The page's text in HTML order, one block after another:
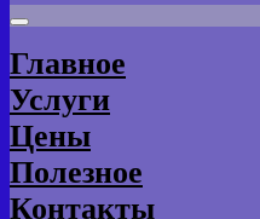
Главное
Услуги
Цены
Полезное
Контакты